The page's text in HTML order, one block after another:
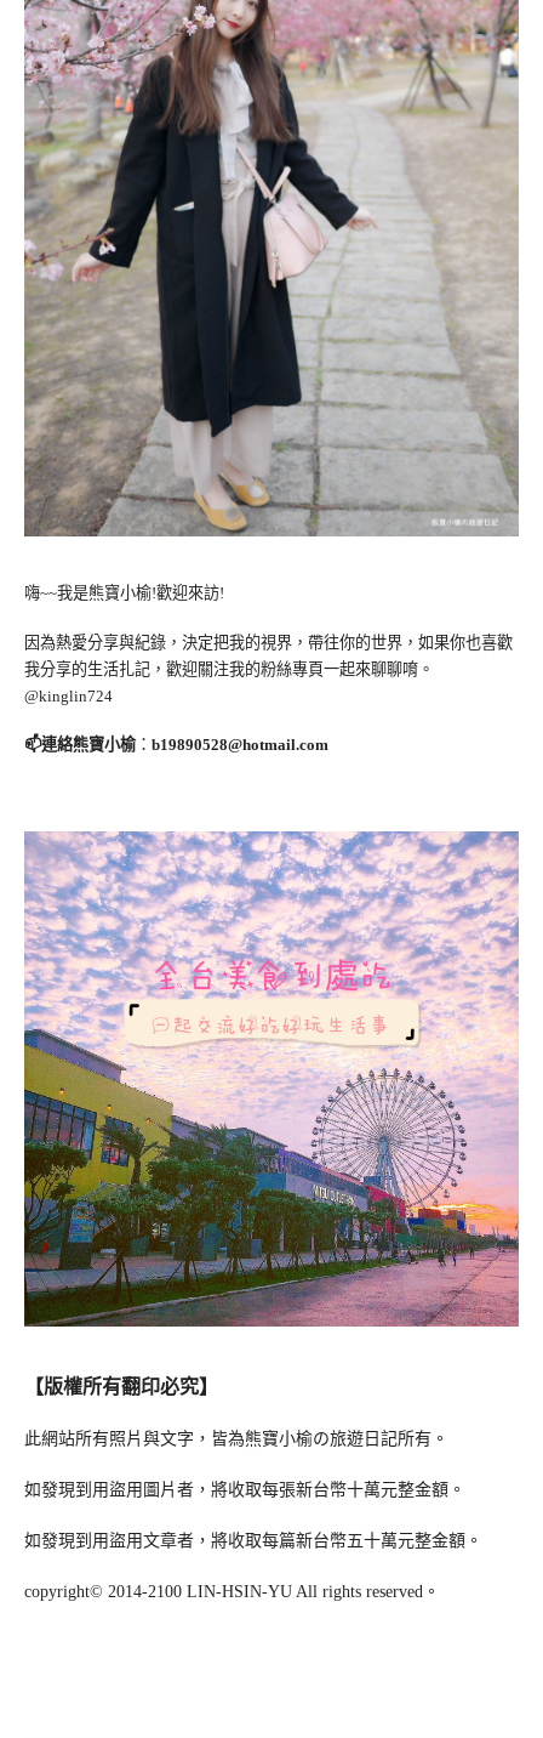
嗨~~我是熊寶小榆!歡迎來訪!
因為熱愛分享與紀錄，決定把我的視界，帶往你的世界，如果你也喜歡
我分享的生活扎記，歡迎關注我的粉絲專頁一起來聊聊唷。
@kinglin724
📫連絡熊寶小榆： b19890528@hotmail.com
【版權所有翻印必究】
此網站所有照片與文字，皆為熊寶小榆の旅遊日記所有。
如發現到用盜用圖片者，將收取每張新台幣十萬元整金額。
如發現到用盜用文章者，將收取每篇新台幣五十萬元整金額。
copyright© 2014-2100 LIN-HSIN-YU All rights reserved。